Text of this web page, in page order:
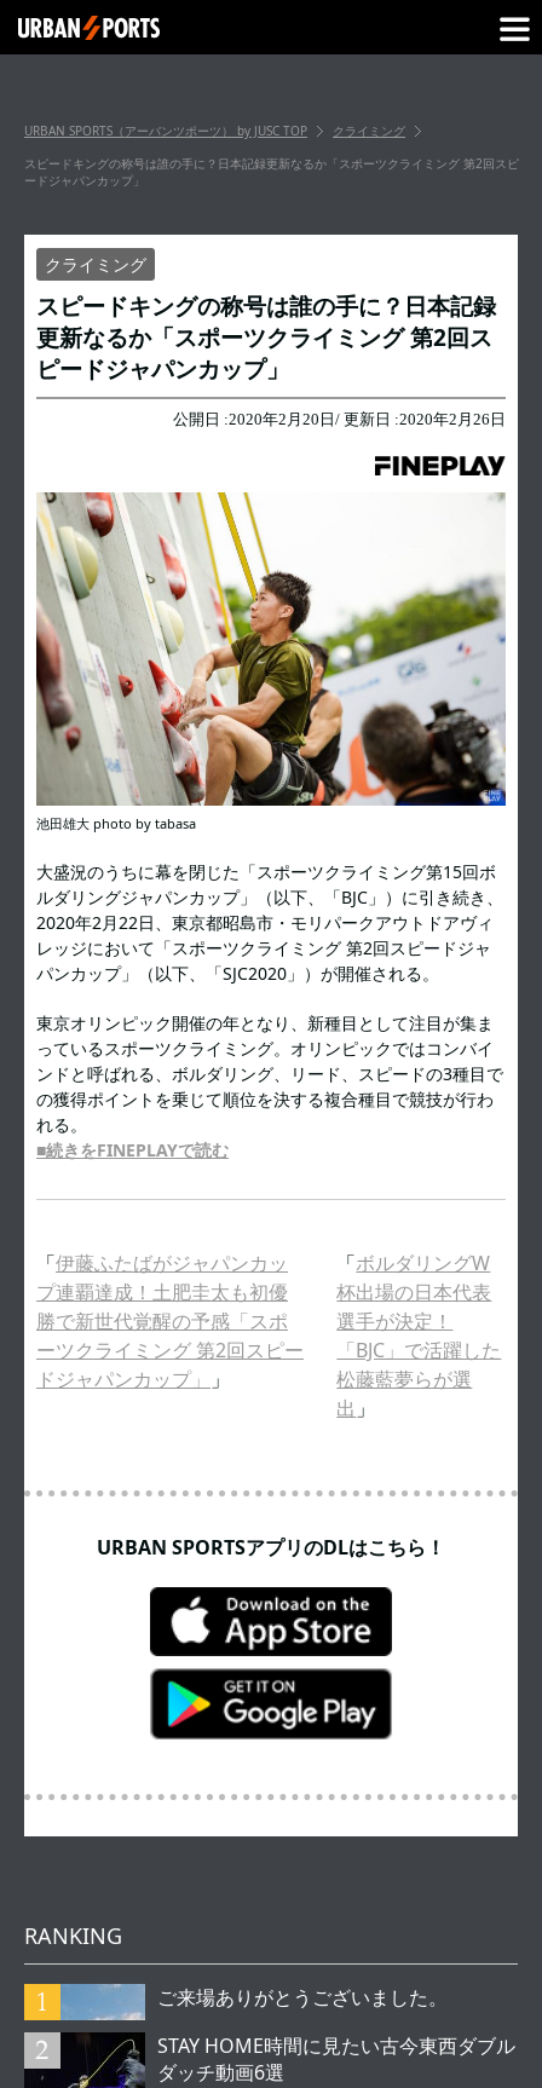
URBAN SPORTS（アーバンツポーツ） by JUSC TOP
クライミング
スピードキングの称号は誰の手に？日本記録更新なるか「スポーツクライミング 第2回スピ
ードジャパンカップ」
クライミング
スピードキングの称号は誰の手に？日本記録
更新なるか「スポーツクライミング 第2回ス
ピードジャパンカップ」
公開日 :2020年2月20日 / 更新日 :2020年2月26日
池田雄大 photo by tabasa
大盛況のうちに幕を閉じた「スポーツクライミング第15回ボ
ルダリングジャパンカップ」（以下、「BJC」）に引き続き、
2020年2月22日、東京都昭島市・モリパークアウトドアヴィ
レッジにおいて「スポーツクライミング 第2回スピードジャ
パンカップ」（以下、「SJC2020」）が開催される。
東京オリンピック開催の年となり、新種目として注目が集ま
っているスポーツクライミング。オリンピックではコンバイ
ンドと呼ばれる、ボルダリング、リード、スピードの3種目で
の獲得ポイントを乗じて順位を決する複合種目で競技が行わ
れる。
■続きをFINEPLAYで読む
「伊藤ふたばがジャパンカッ
プ連覇達成！土肥圭太も初優
勝で新世代覚醒の予感「スポ
ーツクライミング 第2回スピー
ドジャパンカップ」
」
「ボルダリングW
杯出場の日本代表
選手が決定！
「BJC」で活躍した
松藤藍夢らが選
出 」
URBAN SPORTSアプリのDLはこちら！
RANKING
ご来場ありがとうございました。
STAY HOME時間に見たい古今東西ダブル
ダッチ動画6選